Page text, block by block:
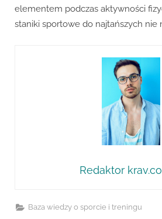
elementem podczas aktywności
staniki sportowe do najtańszych nie
Redaktor
Baza wiedzy o sporcie i treningu